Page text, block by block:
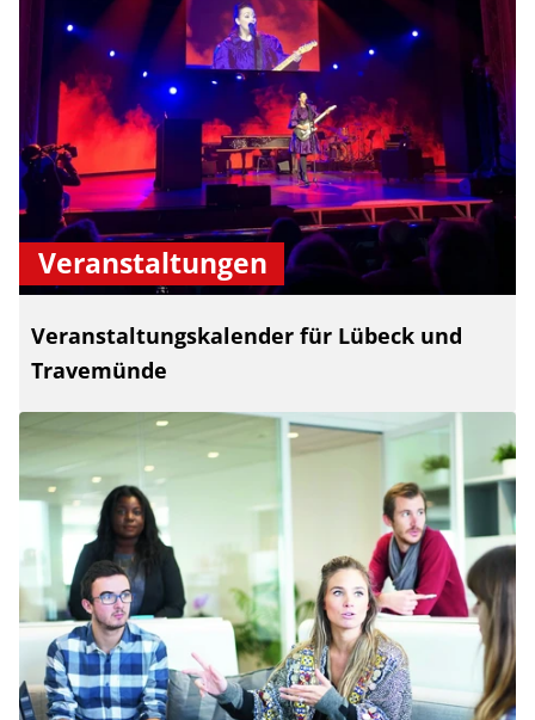
Veranstaltungen
Veranstaltungskalender für Lübeck und
Travemünde